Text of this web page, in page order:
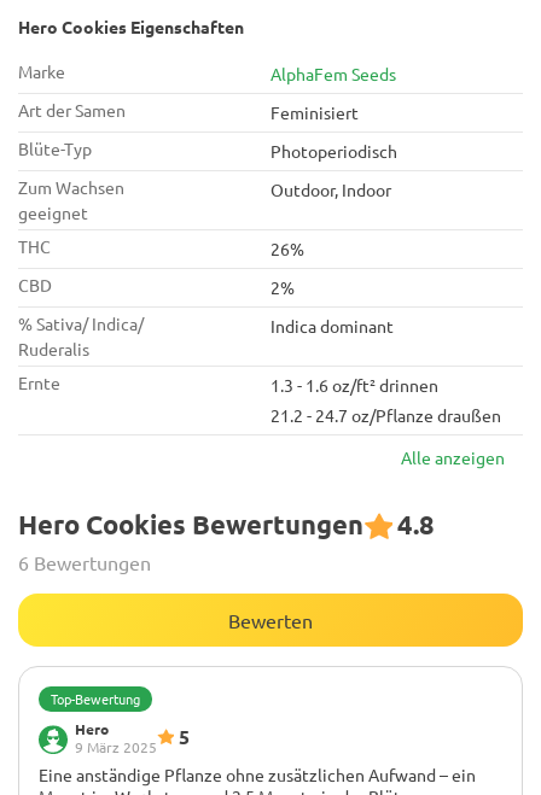
Hero Cookies Eigenschaften
Marke
AlphaFem Seeds
Art der Samen
Feminisiert
Blüte-Typ
Photoperiodisch
Zum Wachsen
geeignet
Outdoor, Indoor
THC
26%
CBD
2%
% Sativa/ Indica/
Ruderalis
Indica dominant
Ernte
1.3 - 1.6 oz/ft² drinnen
21.2 - 24.7 oz/Pflanze draußen
Alle anzeigen
Hero Cookies Bewertungen 4.8
6 Bewertungen
Bewerten
Top-Bewertung
Hero
9 März 2025
5
Eine anständige Pflanze ohne zusätzlichen Aufwand – ein